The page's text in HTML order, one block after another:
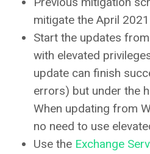
mitigate the April
Start the updates
with elevated
update can finish
errors) but under the
When updating from
no need to use
Use the Exchange